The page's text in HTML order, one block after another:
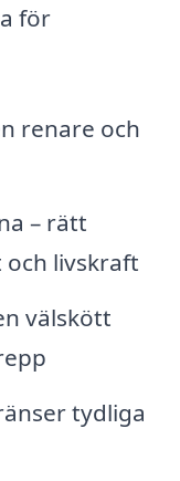
för
renare och
– rätt
livskraft
välskött
tydliga